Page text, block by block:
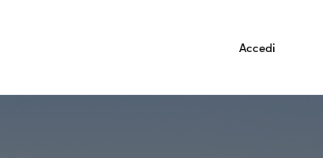
Accedi